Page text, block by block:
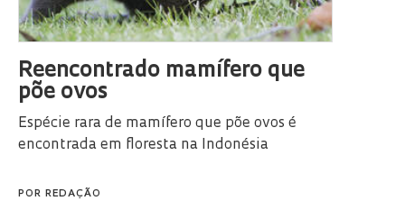
Reencontrado mamífero que
põe ovos
Espécie rara de mamífero que põe ovos é
encontrada em floresta na Indonésia
POR REDAÇÃO